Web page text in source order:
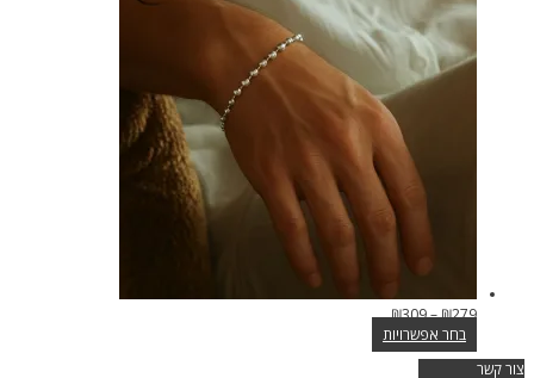
מספר
סוגים.
ניתן
לבחור
₪279
–
₪309 טווח
מחירים:בחר אפשרויות
למוצר
צור קשר